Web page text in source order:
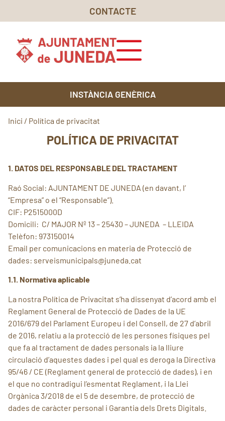
CONTACTE
INSTÀNCIA GENÈRICA
Inici / Política de privacitat
POLÍTICA DE PRIVACITAT
1. DATOS DEL RESPONSABLE DEL TRACTAMENT
Raó Social: AJUNTAMENT DE JUNEDA (en davant, l’
“Empresa” o el “Responsable”).
CIF: P2515000D
Domicili: C/ MAJOR Nº 13 – 25430 – JUNEDA – LLEIDA
Telèfon: 973150014
Email per comunicacions en materia de Protecció de
dades: serveismunicipals@juneda.cat
1.1. Normativa aplicable
La nostra Política de Privacitat s’ha dissenyat d’acord amb el
Reglament General de Protecció de Dades de la UE
2016/679 del Parlament Europeu i del Consell, de 27 d’abril
de 2016, relatiu a la protecció de les persones físiques pel
que fa al tractament de dades personals ia la lliure
circulació d’aquestes dades i pel qual es deroga la Directiva
95/46 / CE (Reglament general de protecció de dades), i en
el que no contradigui l’esmentat Reglament, i la Llei
Orgànica 3/2018 de el 5 de desembre, de protecció de
dades de caràcter personal i Garantia dels Drets Digitals.